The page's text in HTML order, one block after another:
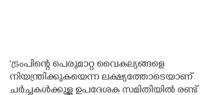
'ട്രംപിന്റെ പെരുമാറ്റ വൈകല്യങ്ങളെ
നിയന്ത്രിക്കുകയെന്ന ലക്ഷ്യത്തോടെയാണ്
ചര്‍ച്ചകള്‍ക്കുള്ള ഉപദേശക സമിതിയില്‍ രണ്ട്